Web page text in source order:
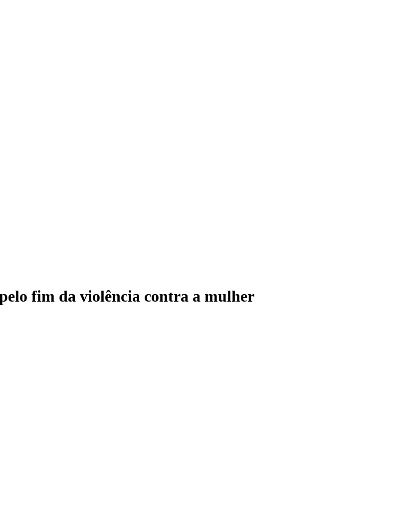
fim da violência contra a mulher